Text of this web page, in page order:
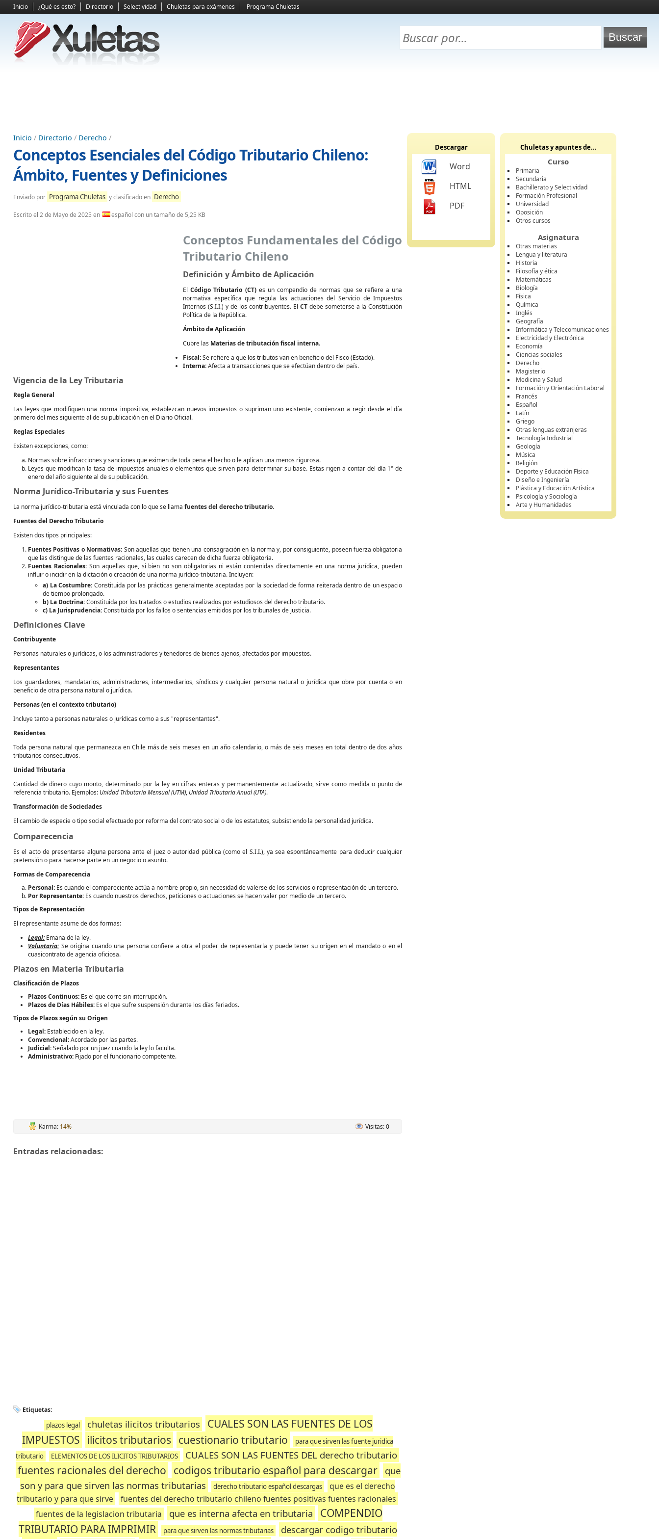
Inicio ¿Qué es esto? Directorio Selectividad Chuletas para exámenes Programa Chuletas
Inicio / Directorio / Derecho /
Conceptos Esenciales del Código Tributario Chileno:
Ámbito, Fuentes y Definiciones
Enviado por Programa Chuletas y clasificado en Derecho
Escrito el 2 de Mayo de 2025 en español con un tamaño de 5,25 KB
Conceptos Fundamentales del Código
Tributario Chileno
Definición y Ámbito de Aplicación
ElCódigo Tributario (CT)es un compendio de normas que se refiere a una
normativa específica que regula las actuaciones del Servicio de Impuestos
Internos (S.I.I.) y de los contribuyentes. El CTdebe someterse a la Constitución
Política de la República.
Ámbito de Aplicación
Cubre las Materias de tributación fiscal interna.
Fiscal:Se refiere a que los tributos van en beneficio del Fisco (Estado).
Interna:Afecta a transacciones que se efectúan dentro del país.
Vigencia de la Ley Tributaria
Regla General
Las leyes que modifiquen una norma impositiva, establezcan nuevos impuestos o supriman uno existente, comienzan a regir desde el día
primero del mes siguiente al de su publicación en el Diario Oficial.
Reglas Especiales
Existen excepciones, como:
Normas sobre infracciones y sanciones que eximen de toda pena el hecho o le aplican una menos rigurosa.
Leyes que modifican la tasa de impuestos anuales o elementos que sirven para determinar su base. Estas rigen a contar del día 1° de
enero del año siguiente al de su publicación.
Norma Jurídico-Tributaria y sus Fuentes
La norma jurídico-tributaria está vinculada con lo que se llama fuentes del derecho tributario.
Fuentes del Derecho Tributario
Existen dos tipos principales:
Fuentes Positivas o Normativas: Son aquellas que tienen una consagración en la norma y, por consiguiente, poseen fuerza obligatoria
que las distingue de las fuentes racionales, las cuales carecen de dicha fuerza obligatoria.
Fuentes Racionales:Son aquellas que, si bien no son obligatorias ni están contenidas directamente en una norma jurídica, pueden
influir o incidir en la dictación o creación de una norma jurídico-tributaria. Incluyen:
a) La Costumbre: Constituida por las prácticas generalmente aceptadas por la sociedad de forma reiterada dentro de un espacio
de tiempo prolongado.
b) La Doctrina:Constituida por los tratados o estudios realizados por estudiosos del derecho tributario.
c) La Jurisprudencia:Constituida por los fallos o sentencias emitidos por los tribunales de justicia.
Definiciones Clave
Contribuyente
Personas naturales o jurídicas, o los administradores y tenedores de bienes ajenos, afectados por impuestos.
Representantes
Los guardadores, mandatarios, administradores, intermediarios, síndicos y cualquier persona natural o jurídica que obre por cuenta o en
beneficio de otra persona natural o jurídica.
Personas (en el contexto tributario)
Incluye tanto a personas naturales o jurídicas como a sus "representantes".
Residentes
Toda persona natural que permanezca en Chile más de seis meses en un año calendario, o más de seis meses en total dentro de dos años
tributarios consecutivos.
Unidad Tributaria
Cantidad de dinero cuyo monto, determinado por la ley en cifras enteras y permanentemente actualizado, sirve como medida o punto de
referencia tributario. Ejemplos: Unidad Tributaria Mensual (UTM), Unidad Tributaria Anual (UTA).
Transformación de Sociedades
El cambio de especie o tipo social efectuado por reforma del contrato social o de los estatutos, subsistiendo la personalidad jurídica.
Comparecencia
Es el acto de presentarse alguna persona ante el juez o autoridad pública (como el S.I.I.), ya sea espontáneamente para deducir cualquier
pretensión o para hacerse parte en un negocio o asunto.
Formas de Comparecencia
Personal: Es cuando el compareciente actúa a nombre propio, sin necesidad de valerse de los servicios o representación de un tercero.
Por Representante: Es cuando nuestros derechos, peticiones o actuaciones se hacen valer por medio de un tercero.
Tipos de Representación
El representante asume de dos formas:
Legal:Emana de la ley.
Voluntaria:Se origina cuando una persona confiere a otra el poder de representarla y puede tener su origen en el mandato o en el
cuasicontrato de agencia oficiosa.
Plazos en Materia Tributaria
Clasificación de Plazos
Plazos Continuos: Es el que corre sin interrupción.
Plazos de Días Hábiles: Es el que sufre suspensión durante los días feriados.
Tipos de Plazos según su Origen
Legal: Establecido en la ley.
Convencional:Acordado por las partes.
Judicial:Señalado por un juez cuando la ley lo faculta.
Administrativo: Fijado por el funcionario competente.
Karma: 14% Visitas: 0
Entradas relacionadas:
Etiquetas:
plazos legal chuletas ilicitos tributarios
CUALES SON LAS FUENTES DE LOS
IMPUESTOS ilicitos tributarios cuestionario tributario
para que sirven las fuente juridica
tributario
ELEMENTOS DE LOS ILICITOS TRIBUTARIOS CUALES SON LAS FUENTES DEL derecho tributario
fuentes racionales del derecho codigos tributario español para descargar
que
son y para que sirven las normas tributarias
derecho tributario español descargas
que es el derecho
tributario y para que sirve
fuentes del derecho tributario chileno fuentes positivas fuentes racionales
fuentes de la legislacion tributaria
que es interna afecta en tributaria
COMPENDIO
TRIBUTARIO PARA IMPRIMIR
para que sirven las normas tributarias
descargar codigo tributario
Descargar
Word
HTML
PDF
Chuletas y apuntes de...
Curso
Primaria
Secundaria
Bachillerato y Selectividad
Formación Profesional
Universidad
Oposición
Otros cursos
Asignatura
Otras materias
Lengua y literatura
Historia
Filosofía y ética
Matemáticas
Biología
Física
Química
Inglés
Geografía
Informática y Telecomunicaciones
Electricidad y Electrónica
Economía
Ciencias sociales
Derecho
Magisterio
Medicina y Salud
Formación y Orientación Laboral
Francés
Español
Latín
Griego
Otras lenguas extranjeras
Tecnología Industrial
Geología
Música
Religión
Deporte y Educación Física
Diseño e Ingeniería
Plástica y Educación Artística
Psicología y Sociología
Arte y Humanidades